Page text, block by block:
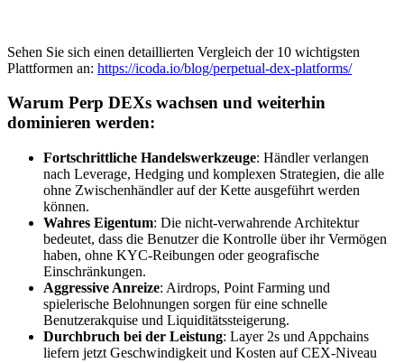
Sehen Sie sich einen detaillierten Vergleich der 10 wichtigsten
Plattformen an: https://icoda.io/blog/perpetual-dex-platforms/
Warum Perp DEXs wachsen und weiterhin
dominieren werden:
Fortschrittliche Handelswerkzeuge: Händler verlangen
nach Leverage, Hedging und komplexen Strategien, die alle
ohne Zwischenhändler auf der Kette ausgeführt werden
können.
Wahres Eigentum: Die nicht-verwahrende Architektur
bedeutet, dass die Benutzer die Kontrolle über ihr Vermögen
haben, ohne KYC-Reibungen oder geografische
Einschränkungen.
Aggressive Anreize: Airdrops, Point Farming und
spielerische Belohnungen sorgen für eine schnelle
Benutzerakquise und Liquiditätssteigerung.
Durchbruch bei der Leistung: Layer 2s und Appchains
liefern jetzt Geschwindigkeit und Kosten auf CEX-Niveau